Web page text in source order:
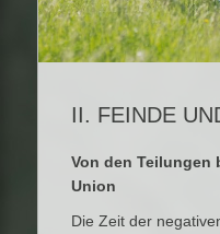
II. FEINDE
Von den Teilungen
Union
Die Zeit der